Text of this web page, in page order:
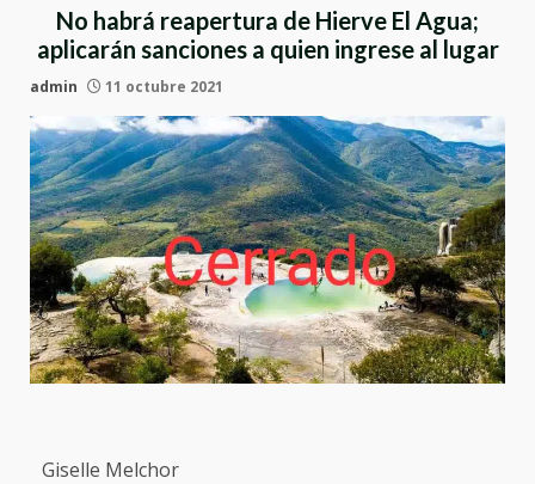
No habrá reapertura de Hierve El Agua;
aplicarán sanciones a quien ingrese al lugar
admin 11 octubre 2021
Giselle Melchor